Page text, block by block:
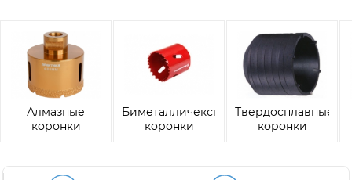
Алмазные
коронки
Биметалличекские
коронки
Твердосплавные
коронки